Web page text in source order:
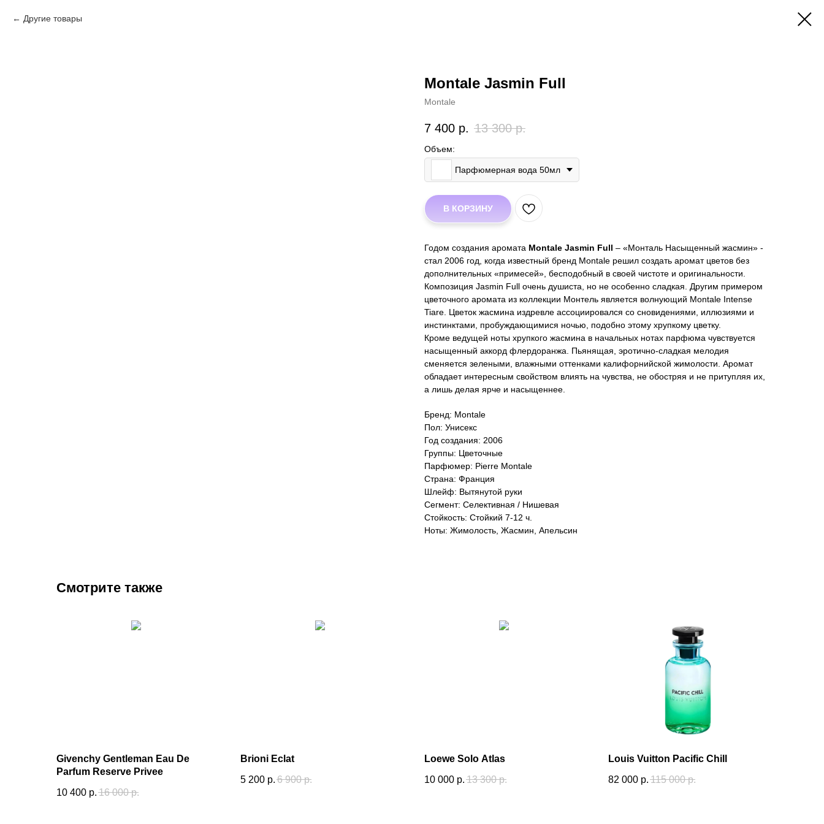
Другие товары
Montale Jasmin Full
Montale
7 400 р. 13 300 р.
Объем:
Парфюмерная вода 50мл
В КОРЗИНУ
Годом создания аромата Montale Jasmin Full – «Монталь Насыщенный жасмин» -
стал 2006 год, когда известный бренд Montale решил создать аромат цветов без
дополнительных «примесей», бесподобный в своей чистоте и оригинальности.
Композиция Jasmin Full очень душиста, но не особенно сладкая. Другим примером
цветочного аромата из коллекции Монтель является волнующий Montale Intense
Tiare. Цветок жасмина издревле ассоциировался со сновидениями, иллюзиями и
инстинктами, пробуждающимися ночью, подобно этому хрупкому цветку.
Кроме ведущей ноты хрупкого жасмина в начальных нотах парфюма чувствуется
насыщенный аккорд флердоранжа. Пьянящая, эротично-сладкая мелодия
сменяется зелеными, влажными оттенками калифорнийской жимолости. Аромат
обладает интересным свойством влиять на чувства, не обостряя и не притупляя их,
а лишь делая ярче и насыщеннее.
Бренд: Montale
Пол: Унисекс
Год создания: 2006
Группы: Цветочные
Парфюмер: Pierre Montale
Страна: Франция
Шлейф: Вытянутой руки
Сегмент: Селективная / Нишевая
Стойкость: Стойкий 7-12 ч.
Ноты: Жимолость, Жасмин, Апельсин
Смотрите также
Givenchy Gentleman Eau De
Parfum Reserve Privee
10 400 р. 16 000 р.
Brioni Eclat
5 200 р. 6 900 р.
Loewe Solo Atlas
10 000 р. 13 300 р.
Louis Vuitton Pacific Chill
82 000 р. 115 000 р.